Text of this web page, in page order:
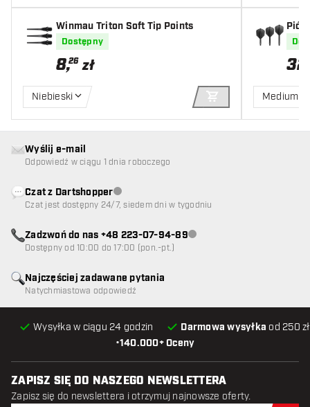
Winmau Triton Soft Tip Points
Dostępny
8,26 zł
Niebieski
DODAJ DO
32
Medium
•140.000+ Oceny
Wysyłka w ciągu 24 godzin Darmowa wysyłka od 250
Najczęściej zadawane pytania
Natychmiastowa odpowiedź
Wyślij e-mail
Odpowiedź w ciągu 1 dnia roboczego
Czat z DartshopperObsługa klienta niedostępna
Czat jest dostępny 24/7, siedem dni w tygodniu
Zadzwoń do nas +48 223-07-94-89Obsługa klienta niedostępna
Dostępny od 10:00 do 17:00 (pon.-pt.)
ZAPISZ SIĘ DO NASZEGO NEWSLETTERA
Zapisz się do newslettera i otrzymuj najnowsze oferty.